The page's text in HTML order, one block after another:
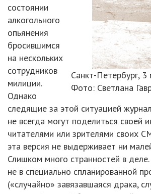
Санкт-Петербург,
Фото: Светлана
состоянии
алкогольного
опьянения
бросившимся
на нескольких
сотрудников
милиции.
Однако
следящие за этой ситуацией
не всегда могут поделиться своей
читателями или зрителями своих
эта версия не выдерживает ни
Слишком много странностей в
не в специально спланированной
(«случайно» завязавшаяся драка,